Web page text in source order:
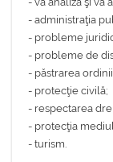
- administraţia
- probleme
- probleme de
- păstrarea
- protecţie civilă;
- respectarea
- protecţia
- turism.